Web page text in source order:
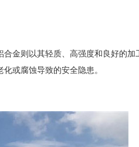
金则以其轻质、高强度和良好的加
或腐蚀导致的安全隐患。